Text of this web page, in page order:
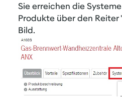
Sie erreichen die
Produkte über den Reiter
Bild.